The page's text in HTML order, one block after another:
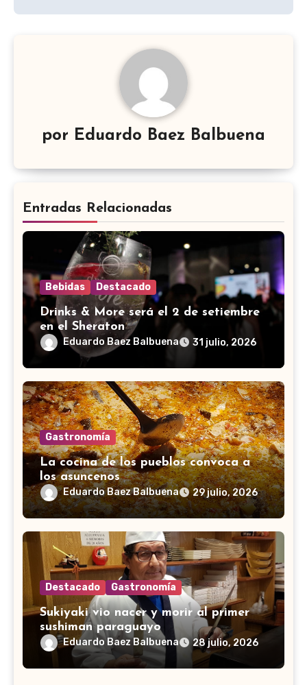
por Eduardo Baez Balbuena
Entradas Relacionadas
Bebidas Destacado
Drinks & More será el 2 de setiembre
en el Sheraton
Eduardo Baez Balbuena 31 julio, 2026
Gastronomía
La cocina de los pueblos convoca a
los asuncenos
Eduardo Baez Balbuena 29 julio, 2026
Destacado Gastronomía
Sukiyaki vio nacer y morir al primer
sushiman paraguayo
Eduardo Baez Balbuena 28 julio, 2026